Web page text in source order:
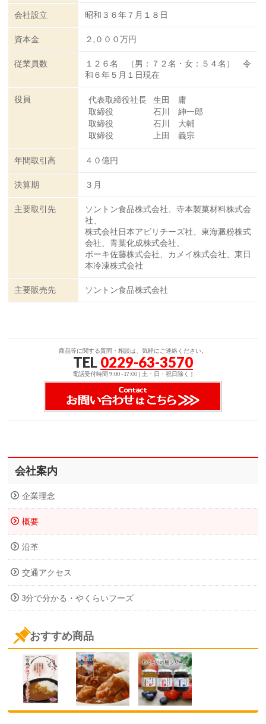
会社設立 昭和３６年７月１８日
資本金 ２,０００万円
従業員数
１２６名 （男：７２名・女：５４名） 令
和６年５月１日現在
役員 代表取締役社長
生田 庸
取締役
石川 紳一郎
取締役
石川 大輔
取締役
上田 義宗
年間取引高 ４０億円
決算期 ３月
主要取引先
ソントン食品株式会社、寺本製菓材料株式会
社、
株式会社日本アビリチーズ社、東海澱粉株式
会社、青葉化成株式会社、
ボーキ佐藤株式会社、カメイ株式会社、東日
本冷凍株式会社
主要販売先 ソントン食品株式会社
商品等に関する質問・相談は、気軽にご連絡ください。
TEL 0229-63-3570
電話受付時間 9:00 - 17:00 [ 土・日・祝日除く ]
会社案内
企業理念
概要
沿革
交通アクセス
3分で分かる・やくらいフーズ
おすすめ商品